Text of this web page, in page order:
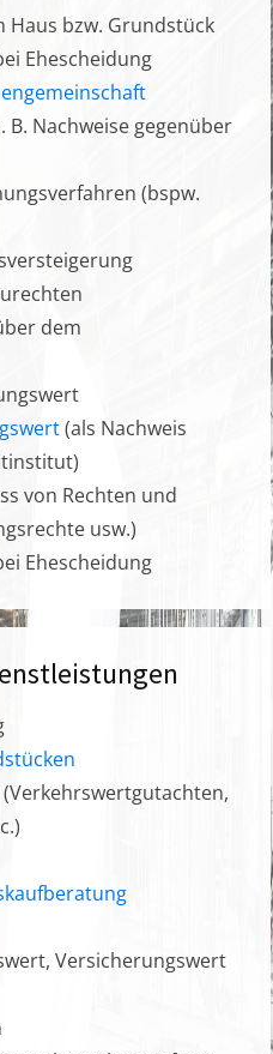
Haus bzw. Grundstück
Ehescheidung
B. Nachweise gegenüber
(bspw.
dem
(als Nachweis
von Rechten und
usw.)
Ehescheidung
Versicherungswert